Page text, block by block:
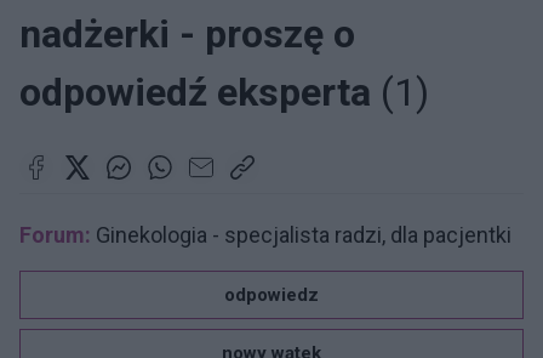
nadżerki - proszę o
odpowiedź eksperta (1)
Forum: Ginekologia - specjalista radzi, dla pacjentki
odpowiedz
nowy wątek